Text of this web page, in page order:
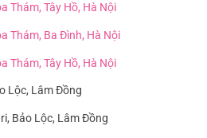
Thám, Tây Hồ, Hà Nội
Thám, Ba Đình, Hà Nội
Thám, Tây Hồ, Hà Nội
Lộc, Lâm Đồng
Bảo Lộc, Lâm Đồng